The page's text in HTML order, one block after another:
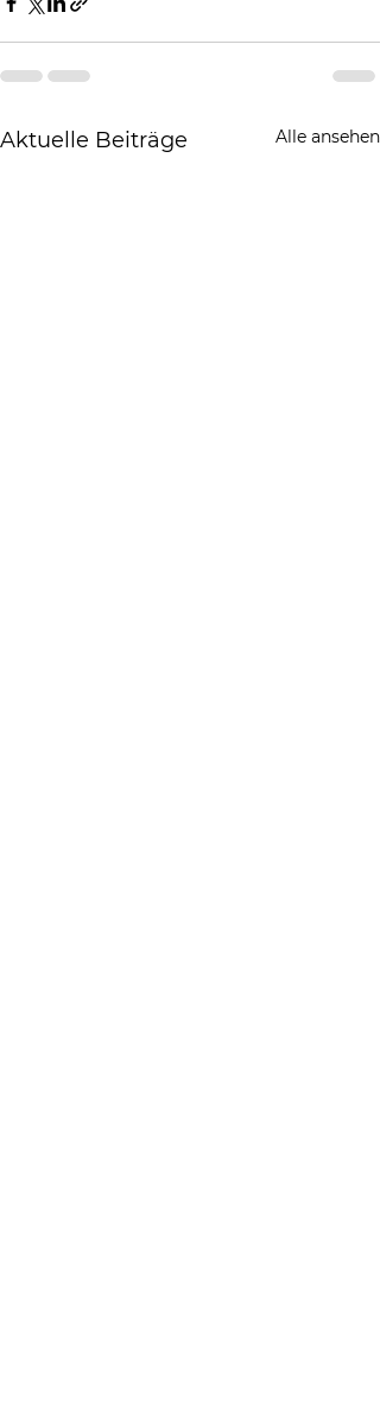
Aktuelle Beiträge Alle ansehen